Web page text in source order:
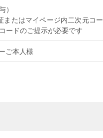
）
たはマイページ内二次元コ
ードのご提示が必要です
ご本人様